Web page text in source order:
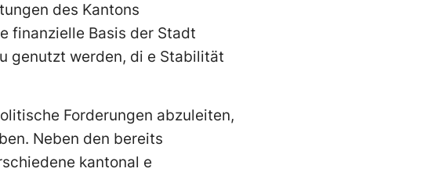
des Kantons
finanzielle Basis der Stadt
genutzt werden, di e Stabilität
Forderungen abzuleiten,
Neben den bereits
kantonal e